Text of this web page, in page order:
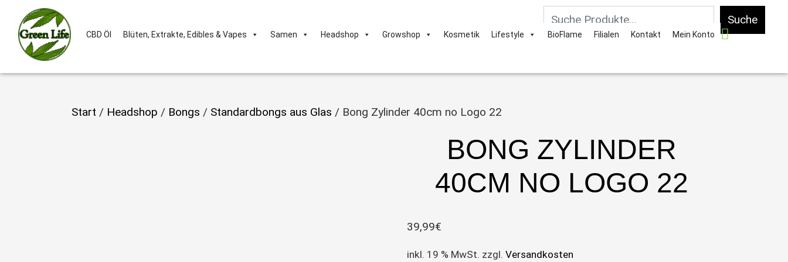
Suche
CBD Öl Blüten, Extrakte, Edibles & Vapes Samen Headshop Growshop Kosmetik Lifestyle BioFlame Filialen Kontakt Mein Konto
Start / Headshop / Bongs / Standardbongs aus Glas / Bong Zylinder 40cm no Logo 22
BONG ZYLINDER
40CM NO LOGO 22
39,99€
inkl. 19 % MwSt. zzgl. Versandkosten